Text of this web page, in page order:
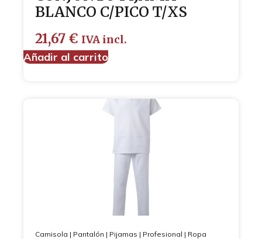
BLANCO C/PICO T/XS
21,67 € IVA incl.
Añadir al carrito
Camisola | Pantalón | Pijamas | Profesional | Ropa